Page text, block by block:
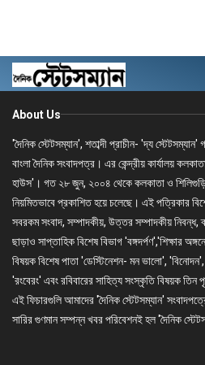
About Us
'দৈনিক স্টেটসম্যান', শতাব্দী প্রাচীন- 'দ্য
বাংলা দৈনিক সংবাদপত্র। এর কেন্দ্রীয় কার্যালয়
হাউস'। গত ২৮ জুন, ২০০৪ থেকে কলকাতা ও
নিয়মিতভাবে প্রকাশিত হয়ে চলেছে। এই পত্রিকার
সবরকম সংবাদ, সম্পাদকীয়, উত্তর সম্পাদকীয় নিবন্ধ,
ছাড়াও সাপ্তাহিক বিশেষ বিভাগ 'বঙ্গদর্পণ','শিক্ষার
বিষয়ক বিশেষ পাতা 'ডেস্টিনেশন- মন ভালো',
'রংবেরং' এবং রবিবারের সাহিত্য সংস্কৃতি বিষয়ক তিন
এই ফিচারগুলি আমাদের 'দৈনিক স্টেটসম্যান'
সারির গুণমান সম্পন্ন খবর পরিবেশনই হল 'দৈনিক